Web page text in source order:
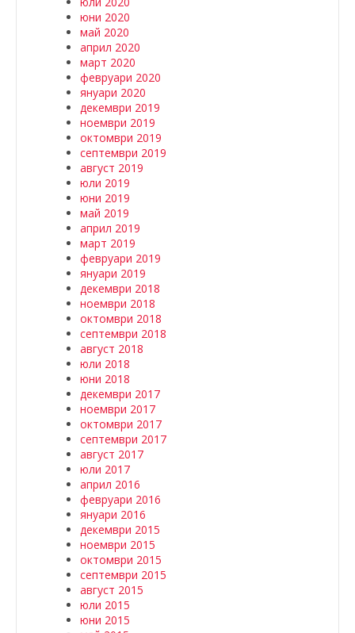
юни 2020
май 2020
април 2020
март 2020
февруари 2020
януари 2020
декември 2019
ноември 2019
октомври 2019
септември 2019
август 2019
юли 2019
юни 2019
май 2019
април 2019
март 2019
февруари 2019
януари 2019
декември 2018
ноември 2018
октомври 2018
септември 2018
август 2018
юли 2018
юни 2018
декември 2017
ноември 2017
октомври 2017
септември 2017
август 2017
юли 2017
април 2016
февруари 2016
януари 2016
декември 2015
ноември 2015
октомври 2015
септември 2015
август 2015
юли 2015
юни 2015